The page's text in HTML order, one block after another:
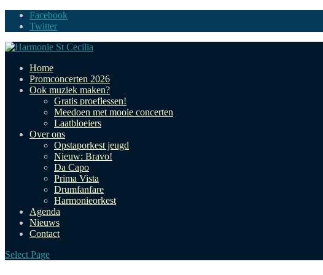
Facebook
Twitter
Home
Promconcerten 2026
Ook muziek maken?
Gratis proeflessen!
Meedoen met mooie concerten
Laatbloeiers
Over ons
Opstaporkest jeugd
Nieuw: Bravo!
Da Capo
Prima Vista
Drumfanfare
Harmonieorkest
Agenda
Nieuws
Contact
Select Page